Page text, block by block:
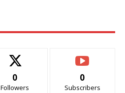
0
Followers
0
Subscribers